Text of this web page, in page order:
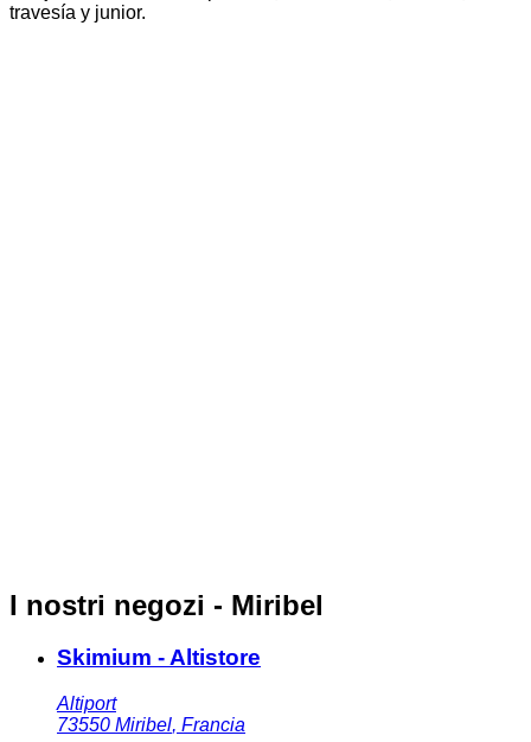
travesía y junior.
I nostri negozi - Miribel
Skimium - Altistore
Altiport
73550 Miribel, Francia